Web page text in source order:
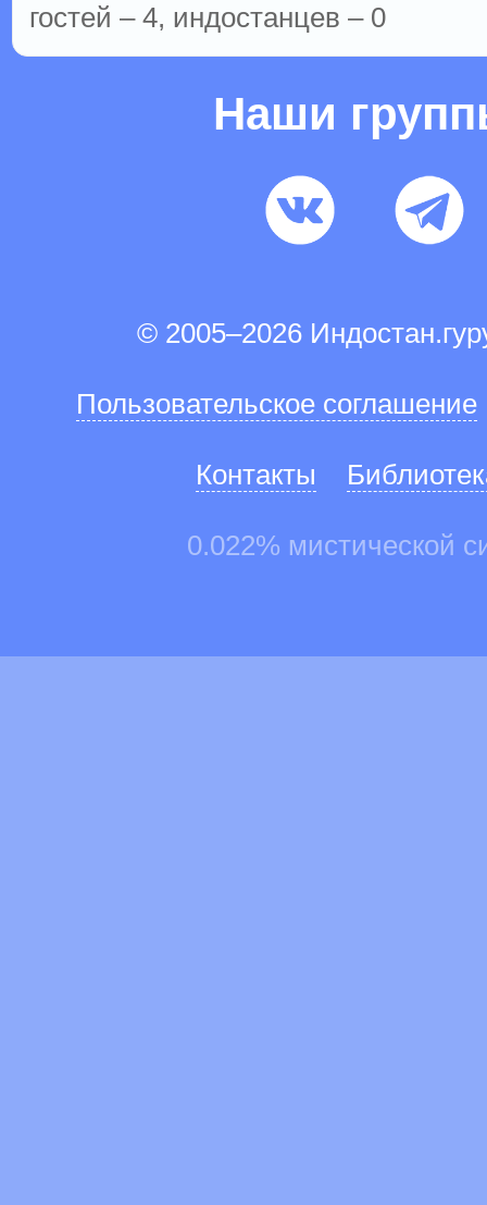
гостей – 4, индостанцев – 0
Наши
© 2005–2026
Пользовательское соглашение
Контакты
0.022% мистической